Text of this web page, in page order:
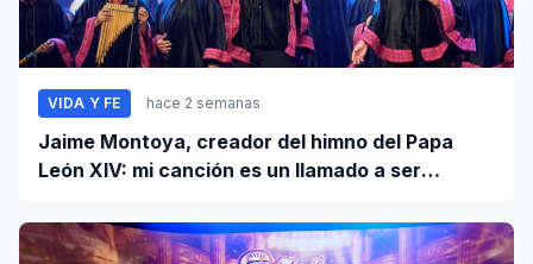
VIDA Y FE hace 2 semanas
Jaime Montoya, creador del himno del Papa
León XIV: mi canción es un llamado a ser